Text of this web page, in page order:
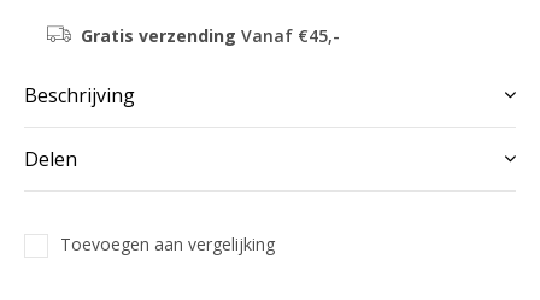
Gratis verzending Vanaf €45,-
Beschrijving
Delen
Toevoegen aan vergelijking